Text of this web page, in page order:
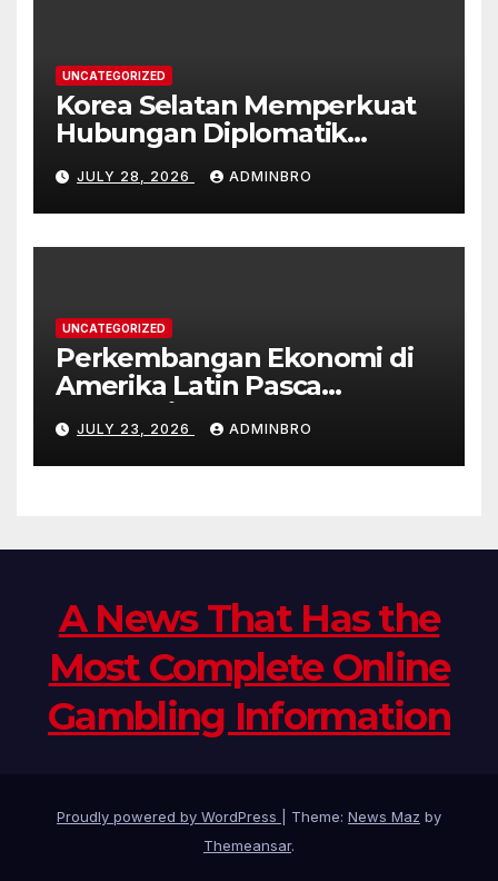
UNCATEGORIZED
Korea Selatan Memperkuat
Hubungan Diplomatik
JULY 28, 2026 ADMINBRO
UNCATEGORIZED
Perkembangan Ekonomi di
Amerika Latin Pasca
Pandemi
JULY 23, 2026 ADMINBRO
A News That Has the
Most Complete Online
Gambling Information
Proudly powered by WordPress Theme: News Maz by
Themeansar.